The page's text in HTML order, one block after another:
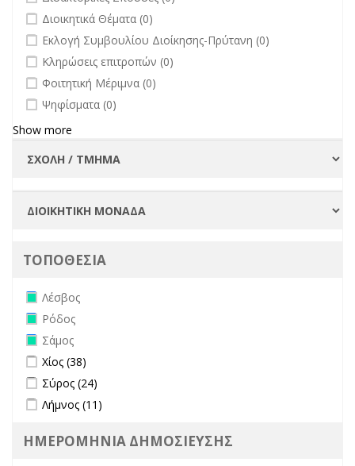
undefined
Διοικητικά Θέματα (0)
undefined
Εκλογή Συμβουλίου Διοίκησης-Πρύτανη (0)
undefined
Κληρώσεις επιτροπών (0)
undefined
Φοιτητική Μέριμνα (0)
undefined
Ψηφίσματα (0)
Show more
ΤΟΠΟΘΕΣΙΑ
Remove Λέσβος filter
Λέσβος
Remove Ρόδος filter
Ρόδος
Remove Σάμος filter
Σάμος
Apply Χίος filter
Χίος (38)
Apply Σύρος filter
Σύρος (24)
Apply Λήμνος filter
Λήμνος (11)
ΗΜΕΡΟΜΗΝΙΑ ΔΗΜΟΣΙΕΥΣΗΣ